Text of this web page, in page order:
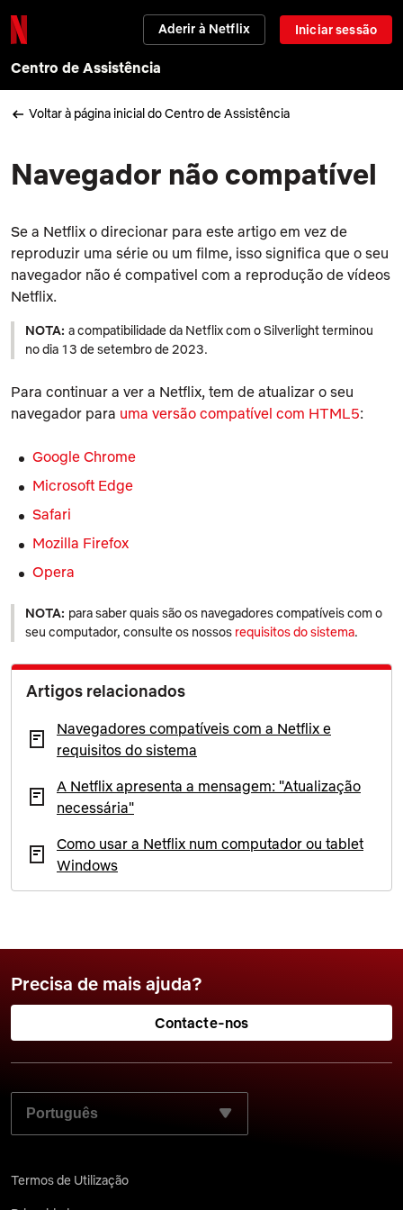
Aderir à Netflix Iniciar sessão
Centro de Assistência
Voltar à página inicial do Centro de Assistência
Navegador não compatível
Se a Netflix o direcionar para este artigo em vez de
reproduzir uma série ou um filme, isso significa que o seu
navegador não é compativel com a reprodução de vídeos
Netflix.
NOTA: a compatibilidade da Netflix com o Silverlight terminou
no dia 13 de setembro de 2023.
Para continuar a ver a Netflix, tem de atualizar o seu
navegador para uma versão compatível com HTML5:
Google Chrome
Microsoft Edge
Safari
Mozilla Firefox
Opera
NOTA: para saber quais são os navegadores compatíveis com o
seu computador, consulte os nossos requisitos do sistema.
Artigos relacionados
Navegadores compatíveis com a Netflix e
requisitos do sistema
A Netflix apresenta a mensagem: "Atualização
necessária"
Como usar a Netflix num computador ou tablet
Windows
Precisa de mais ajuda?
Contacte-nos
SELECIONE O SEU IDIOMA PREFERIDO:
Termos de Utilização